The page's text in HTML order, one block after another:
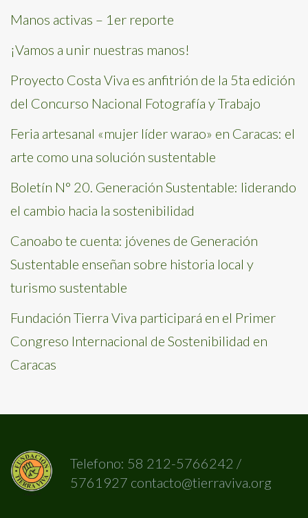
Manos activas – 1er reporte
¡Vamos a unir nuestras manos!
Proyecto Costa Viva es anfitrión de la 5ta edición
del Concurso Nacional Fotografía y Trabajo
Feria artesanal «mujer líder warao» en Caracas: el
arte como una solución sustentable
Boletín N° 20. Generación Sustentable: liderando
el cambio hacia la sostenibilidad
Canoabo te cuenta: jóvenes de Generación
Sustentable enseñan sobre historia local y
turismo sustentable
Fundación Tierra Viva participará en el Primer
Congreso Internacional de Sostenibilidad en
Caracas
Telefono: 58 212-5766242 /
5761927 contacto@tierraviva.org